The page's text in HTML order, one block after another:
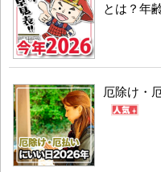
とは？年
厄除け・